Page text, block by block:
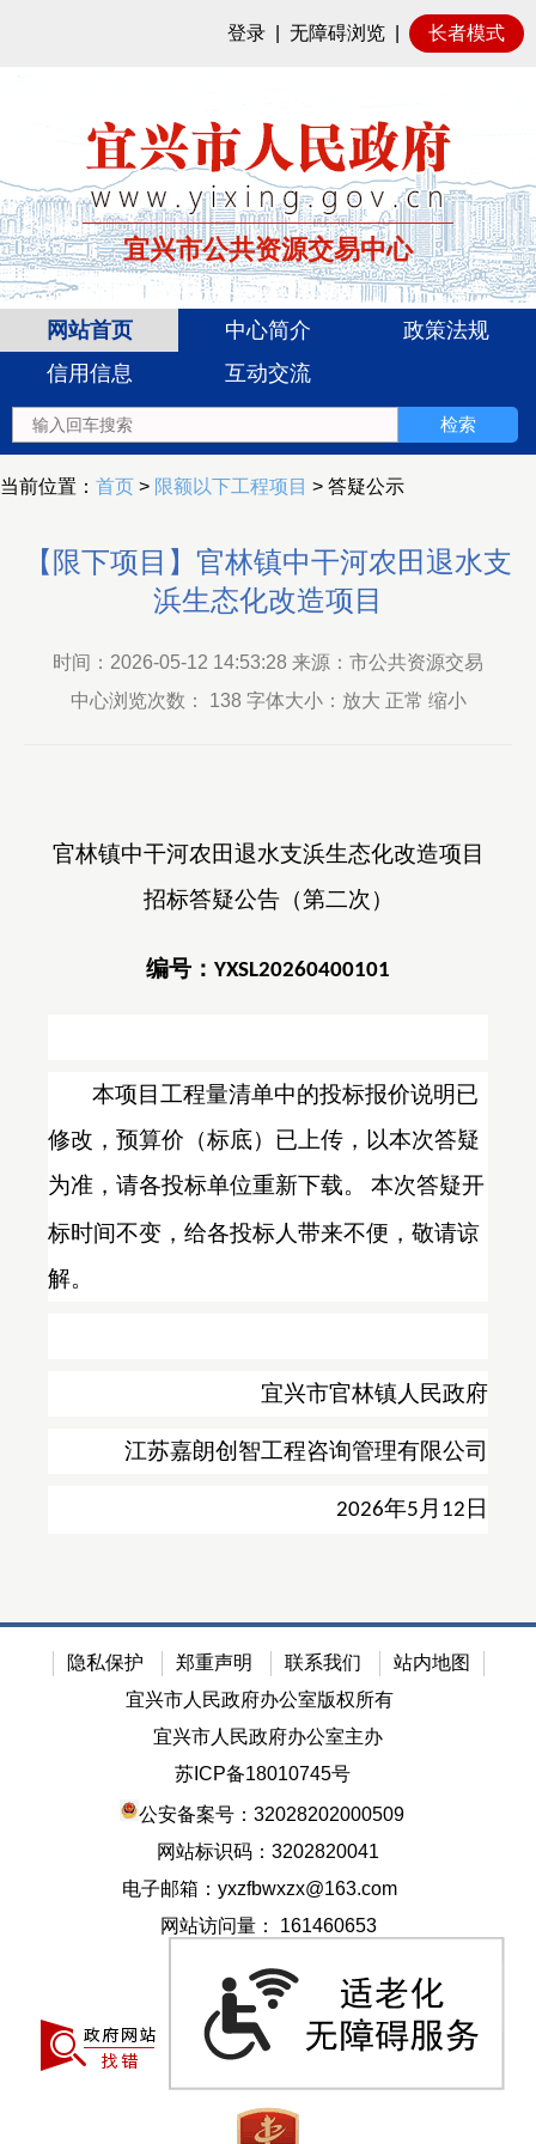
登录 无障碍浏览 长者模式
宜兴市公共资源交易中心
网站首页 中心简介
政策法规
信用信息
互动交流
当前位置： 首页 > 限额以下工程项目 > 答疑公示
【限下项目】官林镇中干河农田退水支
浜生态化改造项目
时间：2026-05-12 14:53:28 来源：市公共资源交易
中心浏览次数： 138 字体大小：放大 正常 缩小
官林镇中干河农田退水支浜生态化改造项目
招标答疑公告（第二次）
编号： YXSL20260400101
本项目工程量清单中的投标报价说明已
修改，预算价（标底）已上传，以本次答疑
为准，请各投标单位重新下载。
本次答疑开
标时间不变，给各投标人带来不便，敬请谅
解。
宜兴市官林镇人民政府
江苏嘉朗创智工程咨询管理有限公司
2026年5 月 12 日
隐私保护 郑重声明 联系我们
站内地图
宜兴市人民政府办公室版权所有
宜兴市人民政府办公室主办
苏ICP备18010745号
公安备案号：32028202000509
网站标识码：3202820041
电子邮箱：yxzfbwxzx@163.com
网站访问量：
161460653